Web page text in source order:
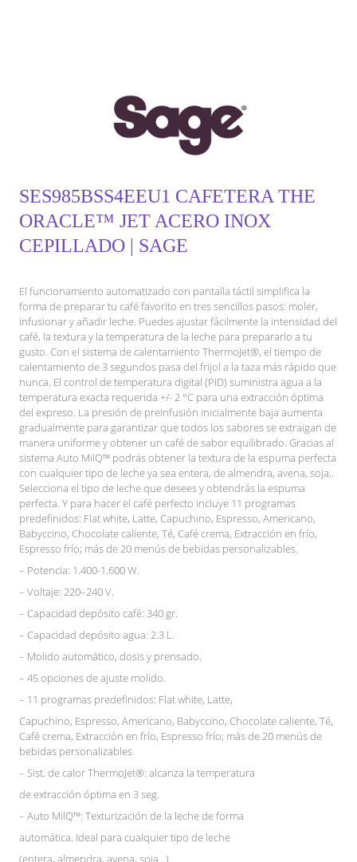
SES985BSS4EEU1 CAFETERA THE
ORACLE™ JET ACERO INOX
CEPILLADO | SAGE
El funcionamiento automatizado con pantalla táctil simplifica la
forma de preparar tu café favorito en tres sencillos pasos: moler,
infusionar y añadir leche. Puedes ajustar fácilmente la intensidad del
café, la textura y la temperatura de la leche para prepararlo a tu
gusto. Con el sistema de calentamiento ThermoJet®, el tiempo de
calentamiento de 3 segundos pasa del frijol a la taza más rápido que
nunca. El control de temperatura digital (PID) suministra agua a la
temperatura exacta requerida +/- 2 °C para una extracción óptima
del expreso. La presión de preinfusión inicialmente baja aumenta
gradualmente para garantizar que todos los sabores se extraigan de
manera uniforme y obtener un café de sabor equilibrado. Gracias al
sistema Auto MilQ™ podrás obtener la textura de la espuma perfecta
con cualquier tipo de leche ya sea entera, de almendra, avena, soja..
Selecciona el tipo de leche que desees y obtendrás la espuma
perfecta. Y para hacer el café perfecto incluye 11 programas
predefinidos: Flat white, Latte, Capuchino, Espresso, Americano,
Babyccino, Chocolate caliente, Té, Café crema, Extracción en frío,
Espresso frío; más de 20 menús de bebidas personalizables.
– Potencia: 1.400-1.600 W.
– Voltaje: 220–240 V.
– Capacidad depósito café: 340 gr.
– Capacidad depósito agua: 2.3 L.
– Molido automático, dosis y prensado.
– 45 opciones de ajuste molido.
– 11 programas predefinidos: Flat white, Latte,
Capuchino, Espresso, Americano, Babyccino, Chocolate caliente, Té,
Café crema, Extracción en frío, Espresso frío; más de 20 menús de
bebidas personalizables.
– Sist. de calor ThermoJet®: alcanza la temperatura
de extracción óptima en 3 seg.
– Auto MilQ™: Texturización de la leche de forma
automática. Ideal para cualquier tipo de leche
(entera, almendra, avena, soja…)